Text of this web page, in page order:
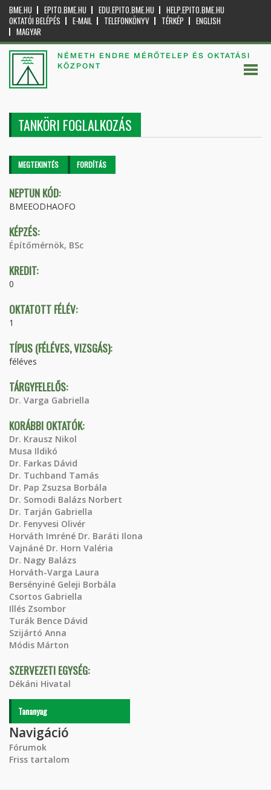
BME.HU EPITO.BME.HU EDU.EPITO.BME.HU
HELP.EPITO.BME.HU
OKTATÓI BELÉPÉS
E-MAIL TELEFONKÖNYV TÉRKÉP
ENGLISH
MAGYAR
NÉMETH ENDRE MÉRŐTELEP ÉS OKTATÁSI
KÖZPONT
TANKÖRI FOGLALKOZÁS
Elsődleges fülek
MEGTEKINTÉS (AKTÍVFORDÍTÁS
NEPTUN KÓD:
BMEEODHAOFO
KÉPZÉS:
Építőmérnök, BSc
KREDIT:
0
OKTATOTT FÉLÉV:
1
TÍPUS (FÉLÉVES, VIZSGÁS):
féléves
TÁRGYFELELŐS:
Dr. Varga Gabriella
KORÁBBI OKTATÓK:
Dr. Krausz Nikol
Musa Ildikó
Dr. Farkas Dávid
Dr. Tuchband Tamás
Dr. Pap Zsuzsa Borbála
Dr. Somodi Balázs Norbert
Dr. Tarján Gabriella
Dr. Fenyvesi Olivér
Horváth Imréné Dr. Baráti Ilona
Vajnáné Dr. Horn Valéria
Dr. Nagy Balázs
Horváth-Varga Laura
Bersényiné Geleji Borbála
Csortos Gabriella
Illés Zsombor
Turák Bence Dávid
Szijártó Anna
Módis Márton
SZERVEZETI EGYSÉG:
Dékáni Hivatal
Tananyag
Navigáció
Fórumok
Friss tartalom